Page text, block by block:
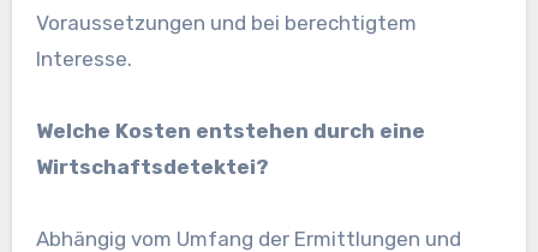
Voraussetzungen und bei berechtigtem
Interesse.
Welche Kosten entstehen durch eine
Wirtschaftsdetektei?
Abhängig vom Umfang der Ermittlungen und